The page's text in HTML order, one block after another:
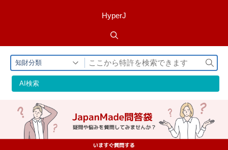
HyperJ
知財分類
検
索
AI検索